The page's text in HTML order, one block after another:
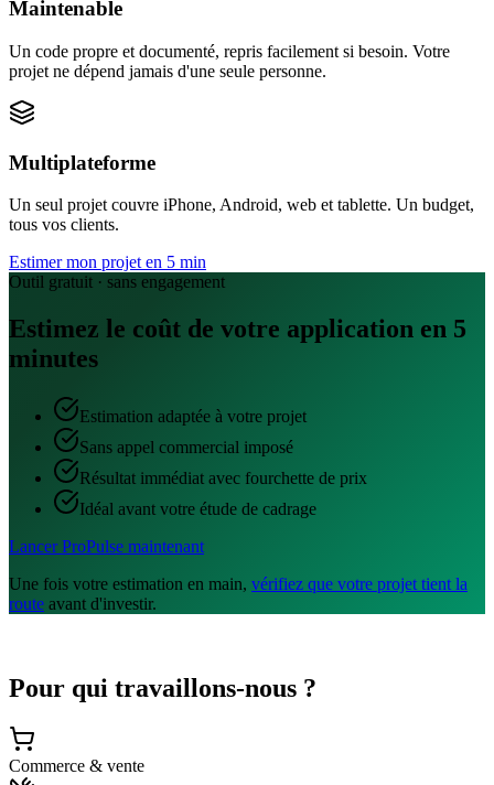
Maintenable
Un code propre et documenté, repris facilement si besoin. Votre
projet ne dépend jamais d'une seule personne.
Multiplateforme
Un seul projet couvre iPhone, Android, web et tablette. Un budget,
tous vos clients.
Estimer mon projet en 5 min
Outil gratuit · sans engagement
Estimez le coût de votre application en 5
minutes
Estimation adaptée à votre projet
Sans appel commercial imposé
Résultat immédiat avec fourchette de prix
Idéal avant votre étude de cadrage
Lancer ProPulse maintenant
Une fois votre estimation en main, vérifiez que votre projet tient la
route avant d'investir.
Pour qui travaillons-nous ?
Commerce & vente